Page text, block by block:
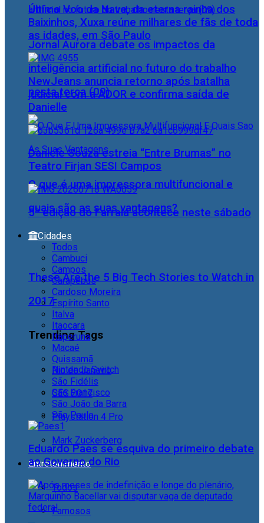
Jornal Aurora debate os impactos da
inteligência artificial no futuro do trabalho
nesta terça (09)
O que é uma impressora multifuncional e
quais são as suas vantagens?
These Are the 5 Big Tech Stories to Watch in
2017
Trending Tags
Nintendo Switch
CES 2017
Playstation 4 Pro
Mark Zuckerberg
Entretenimento
Todos
Famosos
Último Voo da Nave, da eterna rainha dos
Baixinhos, Xuxa reúne milhares de fãs de toda
as idades, em São Paulo
NewJeans anuncia retorno após batalha
judicial com a ADOR e confirma saída de
Danielle
Daniele Souza estreia “Entre Brumas” no
Teatro Firjan SESI Campos
5ª edição do Farraiá acontece neste sábado
Cidades
Todos
Cambuci
Campos
Carapebus
Cardoso Moreira
Espírito Santo
Italva
Itaocara
Itaperuna
Macaé
Quissamã
Rio de Janeiro
São Fidélis
São Francisco
São João da Barra
São Paulo
Eduardo Paes se esquiva do primeiro debate
ao Governo do Rio